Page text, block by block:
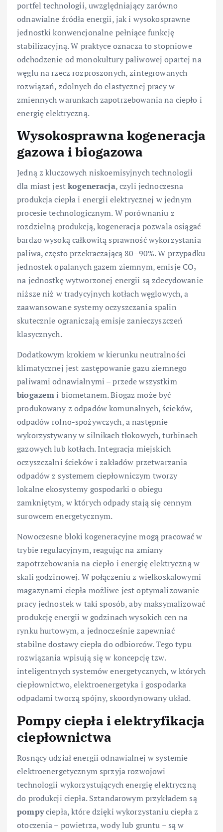
portfel technologii, uwzględniający zarówno
odnawialne źródła energii, jak i wysokosprawne
jednostki konwencjonalne pełniące funkcję
stabilizacyjną. W praktyce oznacza to stopniowe
odchodzenie od monokultury paliwowej opartej na
węglu na rzecz rozproszonych, zintegrowanych
rozwiązań, zdolnych do elastycznej pracy w
zmiennych warunkach zapotrzebowania na ciepło i
energię elektryczną.
Wysokosprawna kogeneracja
gazowa i biogazowa
Jedną z kluczowych niskoemisyjnych technologii
dla miast jestkogeneracja, czyli jednoczesna
produkcja ciepła i energii elektrycznej w jednym
procesie technologicznym. W porównaniu z
rozdzielną produkcją, kogeneracja pozwala osiągać
bardzo wysoką całkowitą sprawność wykorzystania
paliwa, często przekraczającą 80–90%. W przypadku
jednostek opalanych gazem ziemnym, emisje CO₂
na jednostkę wytworzonej energii są zdecydowanie
niższe niż w tradycyjnych kotłach węglowych, a
zaawansowane systemy oczyszczania spalin
skutecznie ograniczają emisje zanieczyszczeń
klasycznych.
Dodatkowym krokiem w kierunku neutralności
klimatycznej jest zastępowanie gazu ziemnego
paliwami odnawialnymi – przede wszystkim
biogazemi biometanem. Biogaz może być
produkowany z odpadów komunalnych, ścieków,
odpadów rolno-spożywczych, a następnie
wykorzystywany w silnikach tłokowych, turbinach
gazowych lub kotłach. Integracja miejskich
oczyszczalni ścieków i zakładów przetwarzania
odpadów z systemem ciepłowniczym tworzy
lokalne ekosystemy gospodarki o obiegu
zamkniętym, w których odpady stają się cennym
surowcem energetycznym.
Nowoczesne bloki kogeneracyjne mogą pracować w
trybie regulacyjnym, reagując na zmiany
zapotrzebowania na ciepło i energię elektryczną w
skali godzinowej. W połączeniu z wielkoskalowymi
magazynami ciepła możliwe jest optymalizowanie
pracy jednostek w taki sposób, aby maksymalizować
produkcję energii w godzinach wysokich cen na
rynku hurtowym, a jednocześnie zapewniać
stabilne dostawy ciepła do odbiorców. Tego typu
rozwiązania wpisują się w koncepcję tzw.
inteligentnych systemów energetycznych, w których
ciepłownictwo, elektroenergetyka i gospodarka
odpadami tworzą spójny, skoordynowany układ.
Pompy ciepła i elektryfikacja
ciepłownictwa
Rosnący udział energii odnawialnej w systemie
elektroenergetycznym sprzyja rozwojowi
technologii wykorzystujących energię elektryczną
do produkcji ciepła. Sztandarowym przykładem są
pompyciepła, które dzięki wykorzystaniu ciepła z
otoczenia – powietrza, wody lub gruntu – są w